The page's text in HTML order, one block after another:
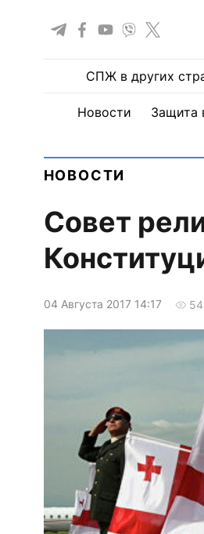
СПЖ в других
Новости Защита
НОВОСТИ
Совет
04 Августа 2017 14:17